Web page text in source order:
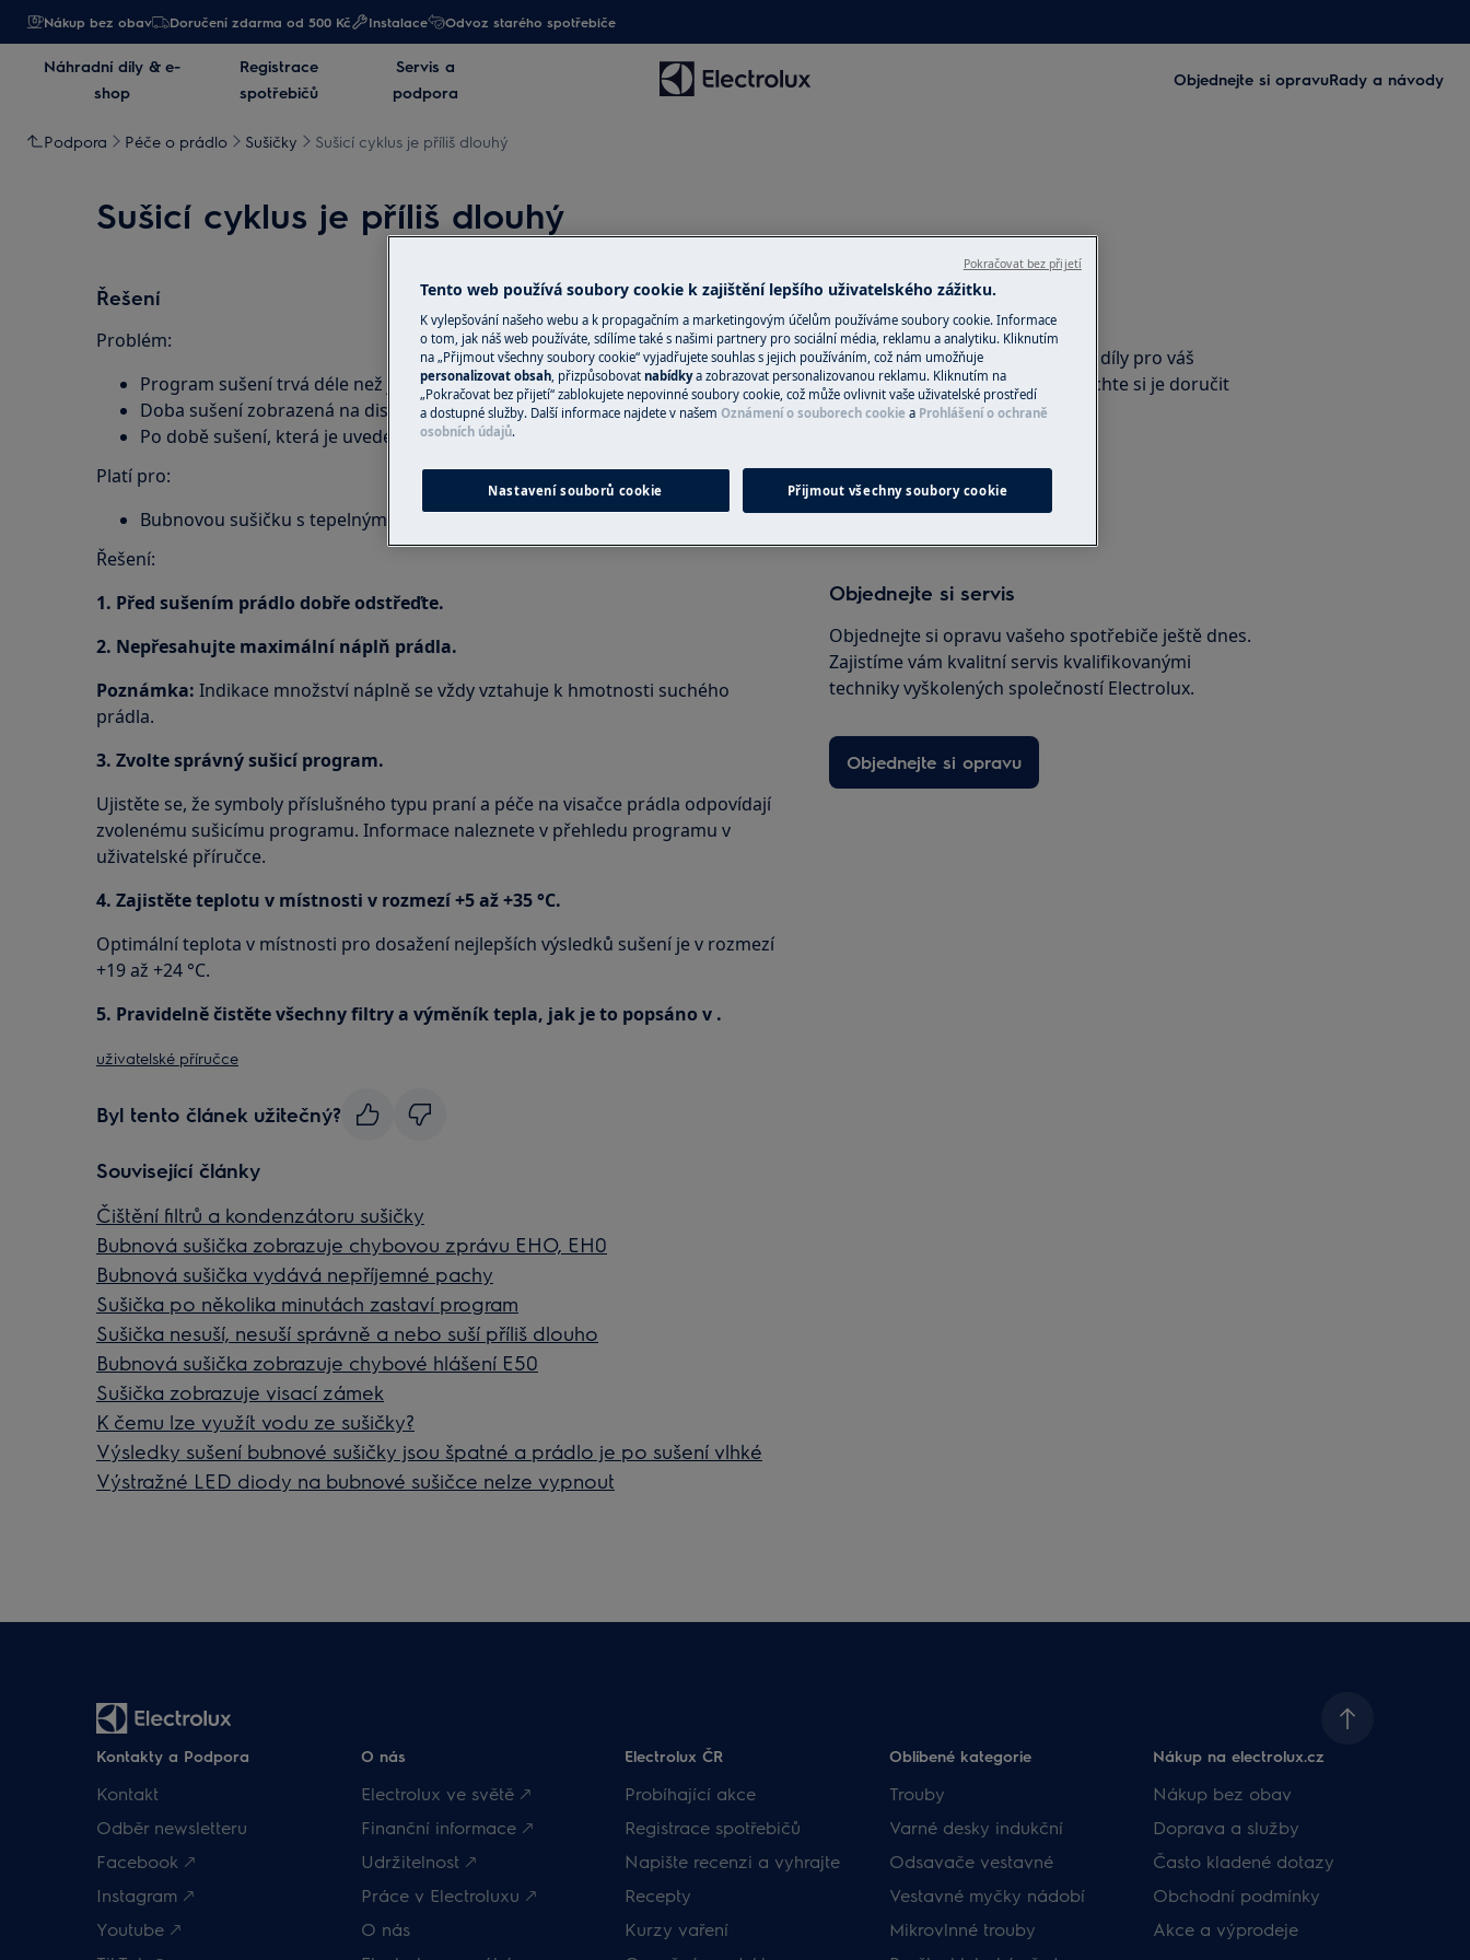
Nákup bez obav Doručení zdarma od 500 Kč Instalace Odvoz starého spotřebiče
Náhradní díly & e-
shop
Registrace
spotřebičů
Servis a
podpora
Objednejte si opravuRady a návody
Podpora Péče o prádlo Sušičky Sušicí cyklus je příliš dlouhý
Sušicí cyklus je příliš dlouhý
Řešení
Problém:
Program sušení trvá déle než je uvedeno v uživatelské příručce
Doba sušení zobrazená na displeji neodpovídá skutečné době sušení
Po době sušení, která je uvedena v uživatelské příručce, je prádlo stále vlhké.
Platí pro:
Bubnovou sušičku s tepelným čerpadlem
Řešení:
1. Před sušením prádlo dobře odstřeďte.
2. Nepřesahujte maximální náplň prádla.
Poznámka: Indikace množství náplně se vždy vztahuje k hmotnosti suchého
prádla.
3. Zvolte správný sušicí program.
Ujistěte se, že symboly příslušného typu praní a péče na visačce prádla odpovídají
zvolenému sušicímu programu. Informace naleznete v přehledu programu v
uživatelské příručce.
4. Zajistěte teplotu v místnosti v rozmezí +5 až +35 °C.
Optimální teplota v místnosti pro dosažení nejlepších výsledků sušení je v rozmezí
+19 až +24 °C.
5. Pravidelně čistěte všechny filtry a výměník tepla, jak je to popsáno v .
uživatelské příručce
Byl tento článek užitečný?
Související články
Čištění filtrů a kondenzátoru sušičky
Bubnová sušička zobrazuje chybovou zprávu EHO, EH0
Bubnová sušička vydává nepříjemné pachy
Sušička po několika minutách zastaví program
Sušička nesuší, nesuší správně a nebo suší příliš dlouho
Bubnová sušička zobrazuje chybové hlášení E50
Sušička zobrazuje visací zámek
K čemu lze využít vodu ze sušičky?
Výsledky sušení bubnové sušičky jsou špatné a prádlo je po sušení vlhké
Výstražné LED diody na bubnové sušičce nelze vypnout
Náhradní díly a příslušenství
Vyhledejte si originální náhradní díly pro váš
spotřebič v našem e-shopu a nechte si je doručit
přímo domů.
Do internetového obchodu
Objednejte si servis
Objednejte si opravu vašeho spotřebiče ještě dnes.
Zajistíme vám kvalitní servis kvalifikovanými
techniky vyškolených společností Electrolux.
Objednejte si opravu
Kontakty a Podpora
Kontakt
Odběr newsletteru
Facebook 🡕
Instagram 🡕
Youtube 🡕
O nás
Electrolux ve světě 🡕
Finanční informace 🡕
Udržitelnost 🡕
Práce v Electroluxu 🡕
O nás
Electrolux ČR
Probíhající akce
Registrace spotřebičů
Napište recenzi a vyhrajte
Recepty
Kurzy vaření
Oblíbené kategorie
Trouby
Varné desky indukční
Odsavače vestavné
Vestavné myčky nádobí
Mikrovlnné trouby
Nákup na electrolux.cz
Nákup bez obav
Doprava a služby
Často kladené dotazy
Obchodní podmínky
Akce a výprodeje
Tento web používá soubory cookie k zajištění lepšího uživatelského zážitku.
K vylepšování našeho webu a k propagačním a marketingovým účelům používáme soubory cookie. Informace
o tom, jak náš web používáte, sdílíme také s našimi partnery pro sociální média, reklamu a analytiku. Kliknutím
na „Přijmout všechny soubory cookie“ vyjadřujete souhlas s jejich používáním, což nám umožňuje
personalizovat obsah, přizpůsobovat nabídkya zobrazovat personalizovanou reklamu. Kliknutím na
„Pokračovat bez přijetí“ zablokujete nepovinné soubory cookie, což může ovlivnit vaše uživatelské prostředí
a dostupné služby. Další informace najdete v našem Oznámení o souborech cookie a Prohlášení o ochraně
osobních údajů.
Nastavení souborů cookie Přijmout všechny soubory cookie
Pokračovat bez přijetí